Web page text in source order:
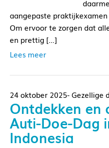
aangepaste
Om ervoor te zorgen dat
en prettig […]
Lees meer
24 oktober 2025- Gezellige
Ontdekken
Auti-Doe-Dag
Indonesia